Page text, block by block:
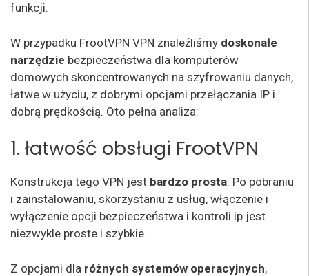
funkcji.
W przypadku FrootVPN VPN znaleźliśmy doskonałe
narzędzie bezpieczeństwa dla komputerów
domowych skoncentrowanych na szyfrowaniu danych,
łatwe w użyciu, z dobrymi opcjami przełączania IP i
dobrą prędkością. Oto pełna analiza:
1. łatwość obsługi FrootVPN
Konstrukcja tego VPN jest bardzo prosta. Po pobraniu
i zainstalowaniu, skorzystaniu z usług, włączenie i
wyłączenie opcji bezpieczeństwa i kontroli ip jest
niezwykle proste i szybkie.
Z opcjami dla różnych systemów operacyjnych,